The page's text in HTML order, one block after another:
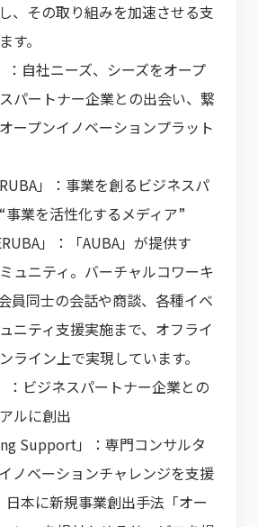
、その取り組みを加速させる支
す。
：自社ニーズ、シーズをオープ
パートナー企業との出会い、繋
ープンイノベーションプラット
」：事業を創るビジネスパ
事業を活性化するメディア”
」：「AUBA」が提供す
ュニティ。バーチャルコワーキ
員同士の会話や商談、各種イベ
ニティ支援実施まで、オフライ
ライン上で実現しています。
：ビジネスパートナー企業との
ルに創出
Support」：専門コンサルタ
ノベーションチャレンジを支援
日本に新規事業創出手法「オー